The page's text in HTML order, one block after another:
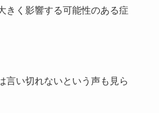
きく影響する可能性のある症
言い切れないという声も見ら